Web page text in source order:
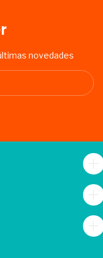
novedades